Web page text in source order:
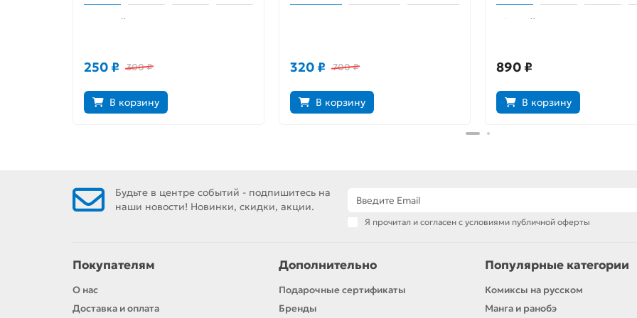
Медный Всадник
250 ₽ 300 ₽
В корзину
320 ₽ 700 ₽
В корзину
Чёрный жук. Выхода нет
890 ₽
В корзину
Будьте в центре событий - подпишитесь на
наши новости! Новинки, скидки, акции.
Я прочитал и согласен с условиями публичной оферты
Покупателям
О нас
Доставка и оплата
Дополнительно
Подарочные сертификаты
Бренды
Популярные категории
Комиксы на русском
Манга и ранобэ